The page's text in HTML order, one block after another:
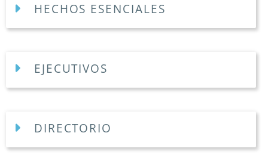
HECHOS ESENCIALES
EJECUTIVOS
DIRECTORIO